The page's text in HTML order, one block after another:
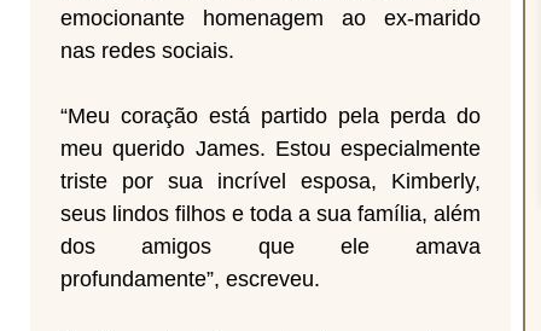
emocionante homenagem ao ex-marido
nas redes sociais.
“Meu coração está partido pela perda do
meu querido James. Estou especialmente
triste por sua incrível esposa, Kimberly,
seus lindos filhos e toda a sua família, além
dos amigos que ele amava
profundamente”, escreveu.